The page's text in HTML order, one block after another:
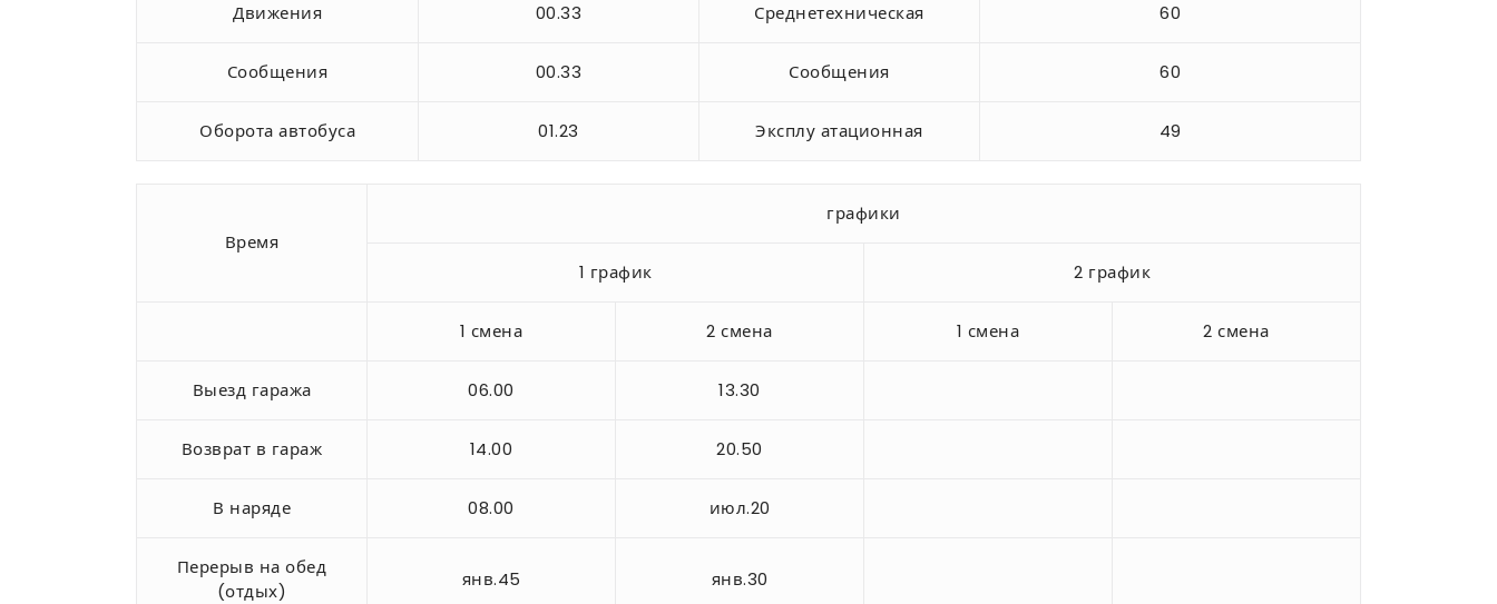
Движения 00.33 Среднетехническая 60
Сообщения 00.33 Сообщения 60
Оборота автобуса 01.23 Эксплу атационная 49
Время
графики
1 график 2 график
1 смена 2 смена 1 смена 2 смена
Выезд гаража 06.00 13.30
Возврат в гараж 14.00 20.50
В наряде 08.00 июл.20
Перерыв на обед
(отдых)
янв.45 янв.30